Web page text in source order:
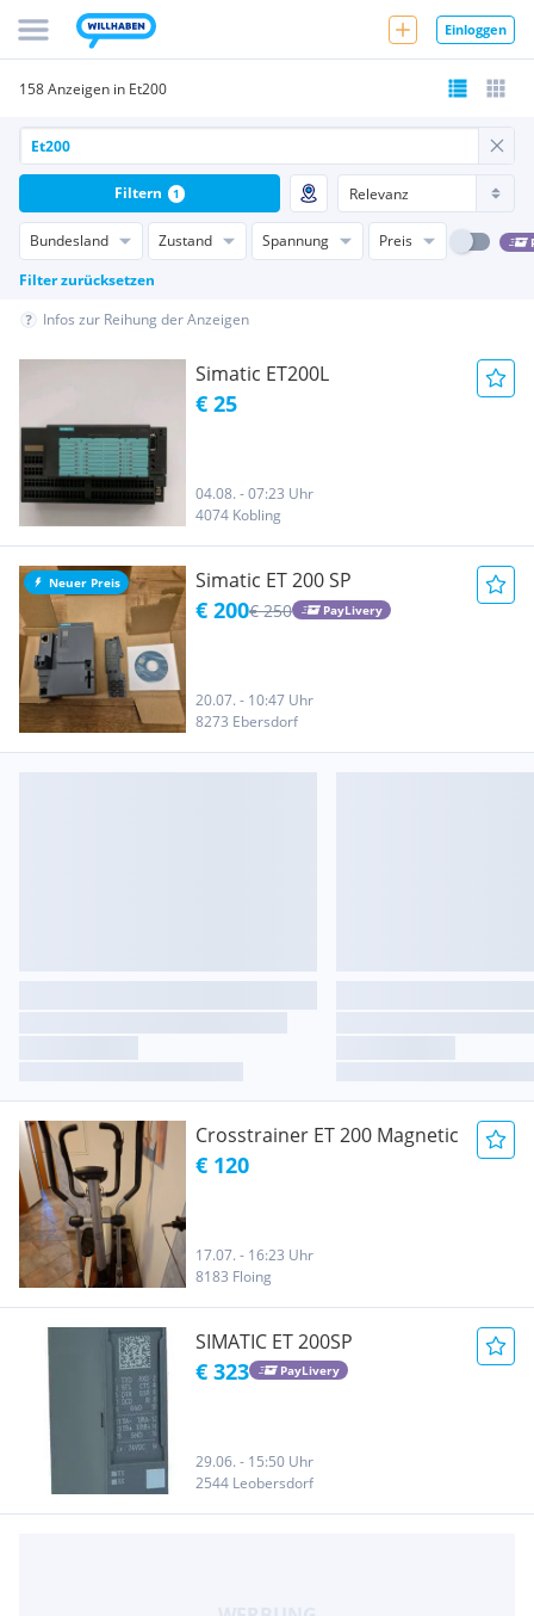
Einloggen
158 Anzeigen in Et200
Bundesland Zustand Spannung Preis
Filter zurücksetzen
Filtern 1
Infos zur Reihung der Anzeigen
Simatic ET200L
€ 25
04.08. - 07:23 Uhr
4074 Kobling
Neuer Preis Simatic ET 200 SP
€ 200€ 250 PayLivery
20.07. - 10:47 Uhr
8273 Ebersdorf
Crosstrainer ET 200 Magnetic
€ 120
17.07. - 16:23 Uhr
8183 Floing
SIMATIC ET 200SP
€ 323 PayLivery
29.06. - 15:50 Uhr
2544 Leobersdorf